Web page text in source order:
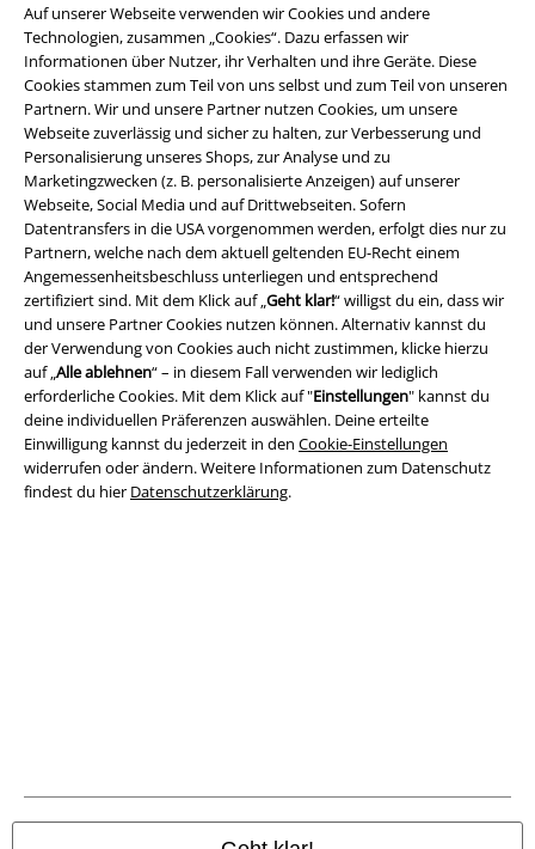
Auf unserer Webseite verwenden wir Cookies und andere
Technologien, zusammen „Cookies“. Dazu erfassen wir
Informationen über Nutzer, ihr Verhalten und ihre Geräte. Diese
Cookies stammen zum Teil von uns selbst und zum Teil von unseren
Partnern. Wir und unsere Partner nutzen Cookies, um unsere
Webseite zuverlässig und sicher zu halten, zur Verbesserung und
Personalisierung unseres Shops, zur Analyse und zu
Marketingzwecken (z. B. personalisierte Anzeigen) auf unserer
Webseite, Social Media und auf Drittwebseiten. Sofern
Datentransfers in die USA vorgenommen werden, erfolgt dies nur zu
Partnern, welche nach dem aktuell geltenden EU-Recht einem
Angemessenheitsbeschluss unterliegen und entsprechend
zertifiziert sind. Mit dem Klick auf „Geht klar!“ willigst du ein, dass wir
und unsere Partner Cookies nutzen können. Alternativ kannst du
der Verwendung von Cookies auch nicht zustimmen, klicke hierzu
auf „Alle ablehnen“ – in diesem Fall verwenden wir lediglich
erforderliche Cookies. Mit dem Klick auf "Einstellungen" kannst du
deine individuellen Präferenzen auswählen. Deine erteilte
Einwilligung kannst du jederzeit in den Cookie-Einstellungen
widerrufen oder ändern. Weitere Informationen zum Datenschutz
findest du hier Datenschutzerklärung.
Rechtliches
AGB
Impressum
Datenschutz
Entsorgung und Umweltschutz
Konformitätserklärung